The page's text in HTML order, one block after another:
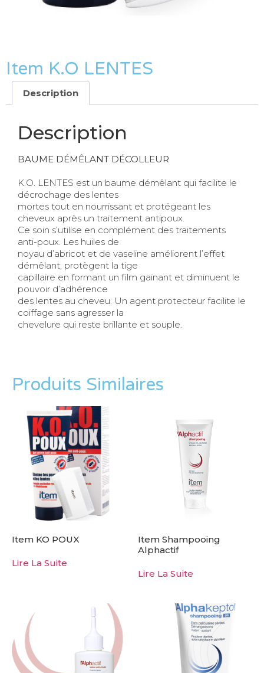
Item K.O LENTES
Description
Description
BAUME DÉMÊLANT DÉCOLLEUR
K.O. LENTES est un baume démêlant qui facilite le
décrochage des lentes
mortes tout en nourrissant et protégeant les
cheveux après un traitement antipoux.
Ce soin s’utilise en complément des traitements
anti-poux. Les huiles de
noyau d’abricot et de vaseline améliorent l’effet
démêlant, protègent la tige
capillaire en formant un film gainant et diminuent le
pouvoir d’adhérence
des lentes au cheveu. Un agent protecteur facilite le
coiffage sans agresser la
chevelure qui reste brillante et souple.
Produits Similaires
Item KO POUX
Lire La Suite
Item Shampooing
Alphactif
Lire La Suite